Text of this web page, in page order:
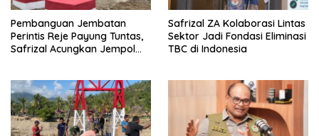
Pembanguan Jembatan
Perintis Reje Payung Tuntas,
Safrizal Acungkan Jempol
Safrizal ZA Kolaborasi Lintas
Sektor Jadi Fondasi Eliminasi
TBC di Indonesia